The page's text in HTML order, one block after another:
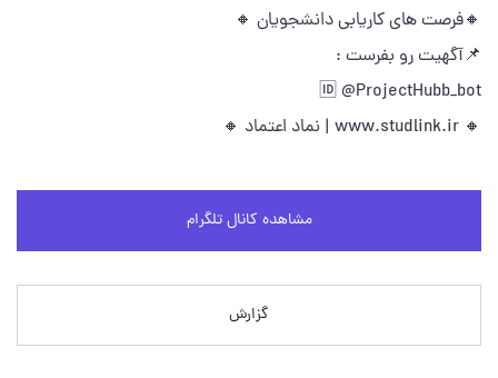
🔸فرصت های کاریابی دانشجویان 🔸
📌آگهیت رو بفرست :
🆔 @ProjectHubb_bot
🔸 www.studlink.ir | نماد اعتماد 🔸
مشاهده کانال تلگرام
گزارش